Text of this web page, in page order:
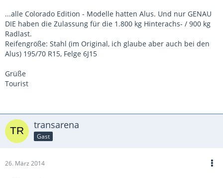
...alle Colorado Edition - Modelle hatten Alus. Und nur GENAU
DIE haben die Zulassung für die 1.800 kg Hinterachs- / 900 kg
Radlast.
Reifengröße: Stahl (im Original, ich glaube aber auch bei den
Alus) 195/70 R15, Felge 6J15
Grüße
Tourist
transarena
Gast
26. März 2014